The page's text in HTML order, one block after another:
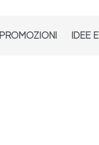
PROMOZIONI IDEE